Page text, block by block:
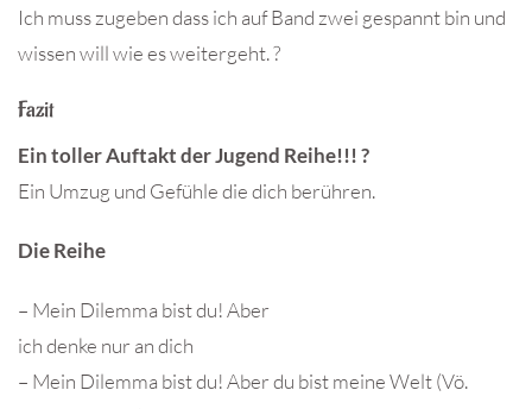
Ich muss zugeben dass ich auf Band zwei gespannt bin und
wissen will wie es weitergeht. ?
Fazit
Ein toller Auftakt der Jugend Reihe!!! ?
Ein Umzug und Gefühle die dich berühren.
Die Reihe
– Mein Dilemma bist du! Aber
ich denke nur an dich
– Mein Dilemma bist du! Aber du bist meine Welt (Vö.